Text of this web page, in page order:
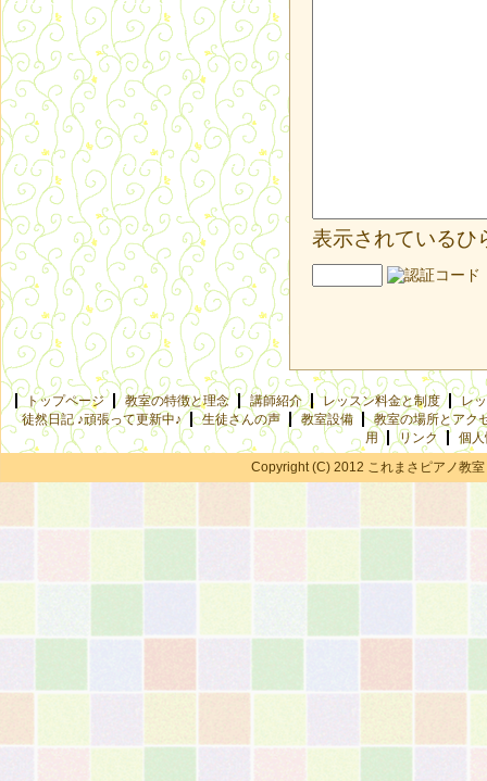
表示されているひ
トップページ 教室の特徴と理念 講師紹介 レッスン料金と制度
レ
徒然日記 ♪頑張って更新中♪
生徒さんの声 教室設備
教室の場所とアク
用
リンク
個
Copyright (C) 2012 これまさピアノ教